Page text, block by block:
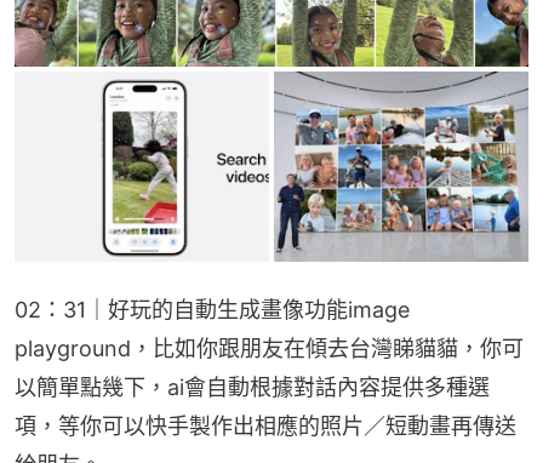
02：31｜好玩的自動生成畫像功能image
playground，比如你跟朋友在傾去台灣睇貓貓，你可
以簡單點幾下，ai會自動根據對話內容提供多種選
項，等你可以快手製作出相應的照片／短動畫再傳送